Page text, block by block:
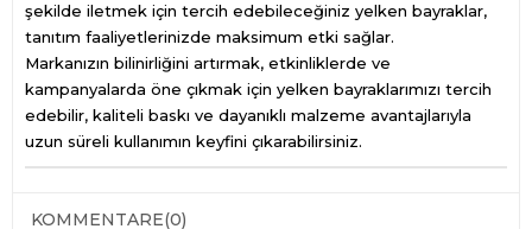
şekilde iletmek için tercih edebileceğiniz yelken bayraklar,
tanıtım faaliyetlerinizde maksimum etki sağlar.
Markanızın bilinirliğini artırmak, etkinliklerde ve
kampanyalarda öne çıkmak için yelken bayraklarımızı tercih
edebilir, kaliteli baskı ve dayanıklı malzeme avantajlarıyla
uzun süreli kullanımın keyfini çıkarabilirsiniz.
KOMMENTARE(0)